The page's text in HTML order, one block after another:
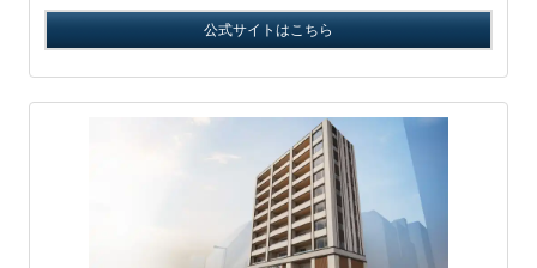
公式サイトはこちら